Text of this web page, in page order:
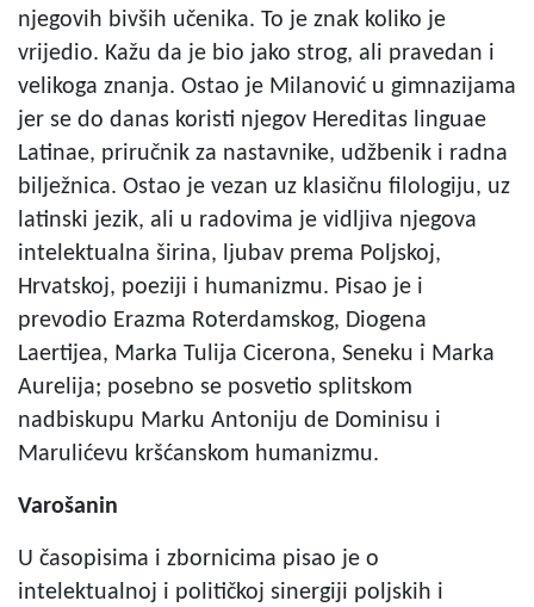
njegovih bivših učenika. To je znak koliko je
vrijedio. Kažu da je bio jako strog, ali pravedan i
velikoga znanja. Ostao je Milanović u gimnazijama
jer se do danas koristi njegov Hereditas linguae
Latinae, priručnik za nastavnike, udžbenik i radna
bilježnica. Ostao je vezan uz klasičnu filologiju, uz
latinski jezik, ali u radovima je vidljiva njegova
intelektualna širina, ljubav prema Poljskoj,
Hrvatskoj, poeziji i humanizmu. Pisao je i
prevodio Erazma Roterdamskog, Diogena
Laertijea, Marka Tulija Cicerona, Seneku i Marka
Aurelija; posebno se posvetio splitskom
nadbiskupu Marku Antoniju de Dominisu i
Marulićevu kršćanskom humanizmu.
Varošanin
U časopisima i zbornicima pisao je o
intelektualnoj i političkoj sinergiji poljskih i